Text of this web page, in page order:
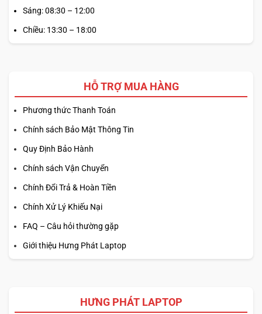
Sáng: 08:30 – 12:00
Chiều: 13:30 – 18:00
HỖ TRỢ MUA HÀNG
Phương thức Thanh Toán
Chính sách Bảo Mật Thông Tin
Quy Định Bảo Hành
Chính sách Vận Chuyển
Chính Đổi Trả & Hoàn Tiền
Chính Xử Lý Khiếu Nại
FAQ – Câu hỏi thường gặp
Giới thiệu Hưng Phát Laptop
HƯNG PHÁT LAPTOP